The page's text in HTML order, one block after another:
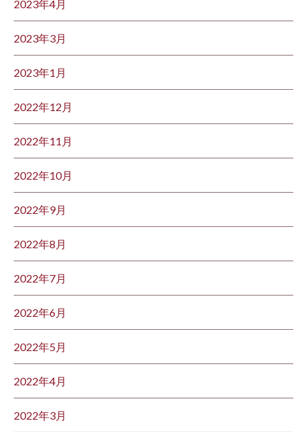
2023年4月
2023年3月
2023年1月
2022年12月
2022年11月
2022年10月
2022年9月
2022年8月
2022年7月
2022年6月
2022年5月
2022年4月
2022年3月